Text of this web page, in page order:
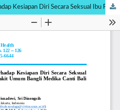
Pengaruh Senam Kegel Terhadap Kesiapan Diri Secara Seksual Ibu Primipara Di Rumah Sakit Umum Bangli Medika Canti Bali Tahun 2019